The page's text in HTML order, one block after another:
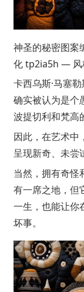
神圣的秘密图
化 tp2ia5h — 风
卡西乌斯·马塞
确实被认为是个
波提切利和梵高
因此，在艺术中
呈现新奇、未尝
当然，拥有奇怪
有一席之地，但
一生，也能让你
坏事。